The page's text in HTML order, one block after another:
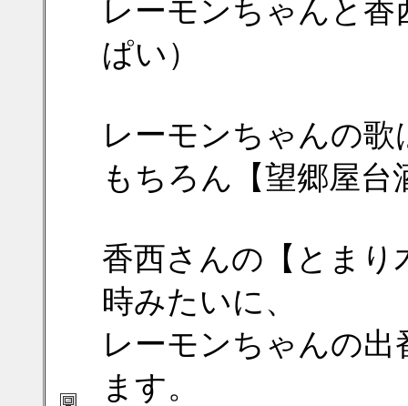
レーモンちゃんと
ぱい）
レーモンちゃんの歌
もちろん【望郷屋台
香西さんの【とまり
時みたいに、
レーモンちゃんの
ます。